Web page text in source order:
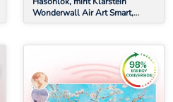
Wonderwall Air Art Smart,
infravörös hősugárzó, 120 x 30
márvány II